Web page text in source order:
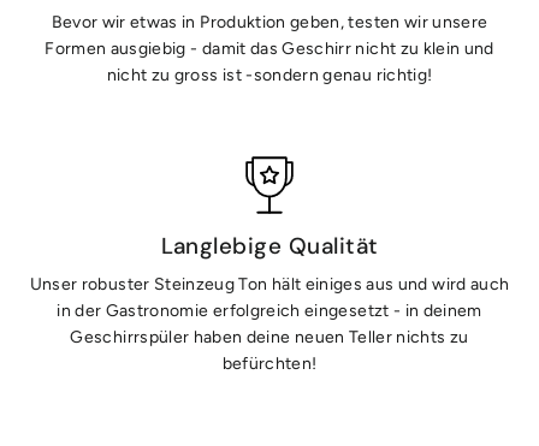
Bevor wir etwas in Produktion geben, testen wir unsere
Formen ausgiebig - damit das Geschirr nicht zu klein und
nicht zu gross ist -sondern genau richtig!
Langlebige Qualität
Unser robuster Steinzeug Ton hält einiges aus und wird auch
in der Gastronomie erfolgreich eingesetzt - in deinem
Geschirrspüler haben deine neuen Teller nichts zu
befürchten!